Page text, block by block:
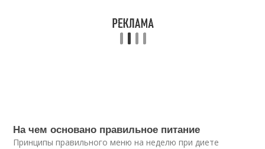
На чем основано правильное питание
Принципы правильного меню на неделю при диете